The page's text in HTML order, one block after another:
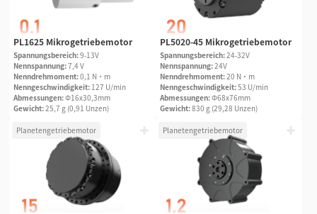
PL1625 Mikrogetriebemotor
Spannungsbereich:9-13V
Nennspannung:7,4 V
Nenndrehmoment:0,1 N·m
Nenngeschwindigkeit: 127 U/min
Abmessungen:Φ16x30,3mm
Gewicht:25,7 g (0,91 Unzen)
PL5020-45 Mikrogetriebemotor
Spannungsbereich:24-32V
Nennspannung:24V
Nenndrehmoment:20 N·m
Nenngeschwindigkeit:53 U/min
Abmessungen:Φ68x76mm
Gewicht:830 g (29,28 Unzen)
Planetengetriebemotor Planetengetriebemotor